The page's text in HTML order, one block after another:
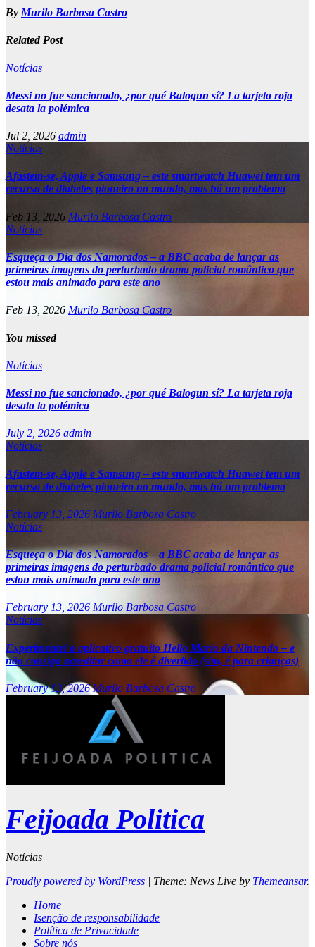
By Murilo Barbosa Castro
Related Post
Notícias
Messi no fue sancionado, ¿por qué Balogun sí? La tarjeta roja
desata la polémica
Jul 2, 2026 admin
Notícias
Afastem-se, Apple e Samsung – este smartwatch Huawei tem um
recurso de diabetes pioneiro no mundo, mas há um problema
Feb 13, 2026 Murilo Barbosa Castro
Notícias
Esqueça o Dia dos Namorados – a BBC acaba de lançar as
primeiras imagens do perturbado drama policial romântico que
estou mais animado para este ano
Feb 13, 2026 Murilo Barbosa Castro
You missed
Notícias
Messi no fue sancionado, ¿por qué Balogun sí? La tarjeta roja
desata la polémica
July 2, 2026 admin
Notícias
Afastem-se, Apple e Samsung – este smartwatch Huawei tem um
recurso de diabetes pioneiro no mundo, mas há um problema
February 13, 2026 Murilo Barbosa Castro
Notícias
Esqueça o Dia dos Namorados – a BBC acaba de lançar as
primeiras imagens do perturbado drama policial romântico que
estou mais animado para este ano
February 13, 2026 Murilo Barbosa Castro
Notícias
Experimentei o aplicativo gratuito Hello Mario da Nintendo – e
não consigo acreditar como ele é divertido (sim, é para crianças)
February 13, 2026Murilo Barbosa Castro
Feijoada Politica
Notícias
Proudly powered by WordPress | Theme: News Live by Themeansar.
Home
Isenção de responsabilidade
Política de Privacidade
Sobre nós